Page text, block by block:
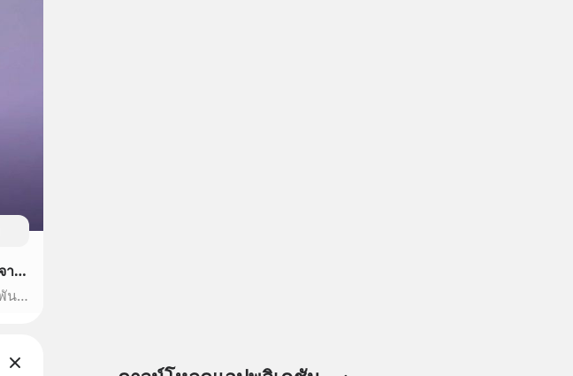
พบโอมิครอนแพร่ในประเทศรายแรก! รับเชื้อจากสามีนักบินกลับจากไนจีเรีย
กระทรวงสาธารณสุข ยืนยันพบผู้ติดเชื้อไวรัสโคโรนา 2019 สายพันธุ์โอมิครอน ระบาดในประเทศรายแรก คาดรับเชื้อจากสามีนักบินที่กลับมาจากไนจีเรีย